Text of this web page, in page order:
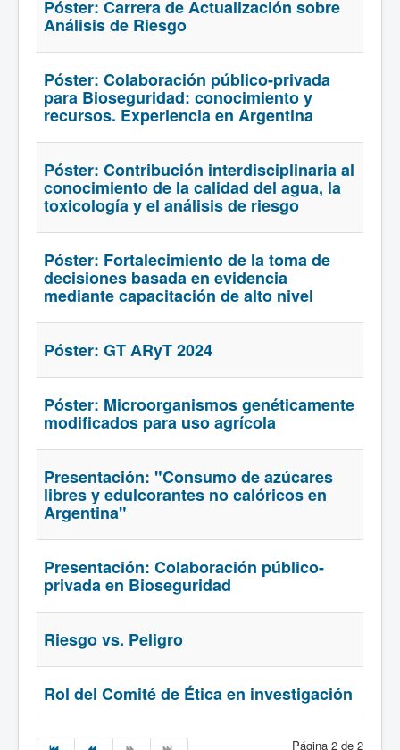
Póster: Carrera de Actualización sobre
Análisis de Riesgo
Póster: Colaboración público-privada
para Bioseguridad: conocimiento y
recursos. Experiencia en Argentina
Póster: Contribución interdisciplinaria al
conocimiento de la calidad del agua, la
toxicología y el análisis de riesgo
Póster: Fortalecimiento de la toma de
decisiones basada en evidencia
mediante capacitación de alto nivel
Póster: GT ARyT 2024
Póster: Microorganismos genéticamente
modificados para uso agrícola
Presentación: "Consumo de azúcares
libres y edulcorantes no calóricos en
Argentina"
Presentación: Colaboración público-
privada en Bioseguridad
Riesgo vs. Peligro
Rol del Comité de Ética en investigación
Página 2 de 2